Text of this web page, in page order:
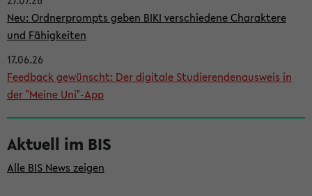
e
i
s
t
e
Neu: Ordnerprompts geben BIKI verschiedene Charaktere
und Fähigkeiten
17.06.26
Feedback gewünscht: Der digitale Studierendenausweis in
der "Meine Uni"-App
Aktuell im BIS
Alle BIS News zeigen